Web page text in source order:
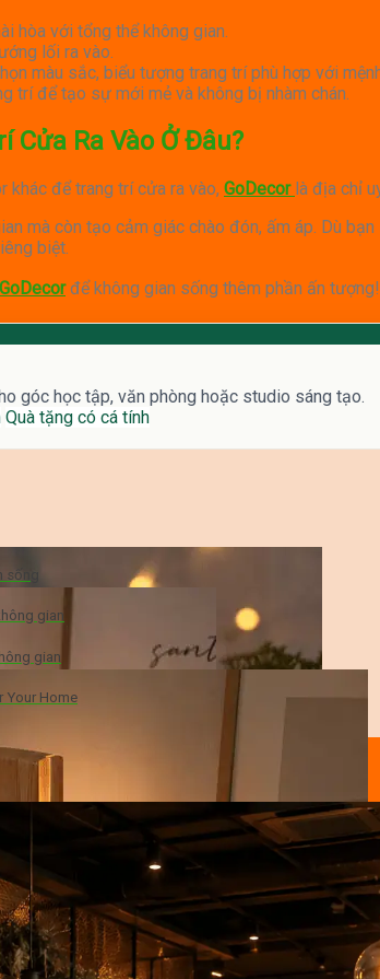
hòa với tổng thể không gian.
lối ra vào.
màu sắc, biểu tượng trang trí phù hợp với
trí để tạo sự mới mẻ và không bị nhàm chán.
Cửa Ra Vào Ở Đâu?
để trang trí cửa ra vào, GoDecor là địa chỉ
mà còn tạo cảm giác chào đón, ấm áp. Dù
biệt.
GoDecorđể không gian sống thêm phần ấn tượng!
góc học tập, văn phòng hoặc studio sáng tạo.
Quà tặng có cá tính
gian
gian
Your Home